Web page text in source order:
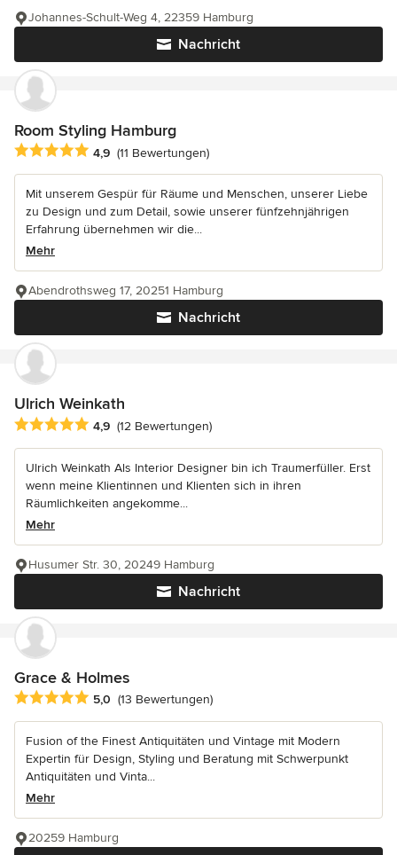
Nachricht
Johannes-Schult-Weg 4, 22359 Hamburg
Room Styling Hamburg
Durchschnittliche Bewertung: 4.9 von 5 Sternen
4,9 (11 Bewertungen)
Mit unserem Gespür für Räume und Menschen, unserer Liebe
zu Design und zum Detail, sowie unserer fünfzehnjährigen
Erfahrung übernehmen wir die...
Mehr
Nachricht
Abendrothsweg 17, 20251 Hamburg
Ulrich Weinkath
Durchschnittliche Bewertung: 4.9 von 5 Sternen
4,9 (12 Bewertungen)
Ulrich Weinkath Als Interior Designer bin ich Traumerfüller. Erst
wenn meine Klientinnen und Klienten sich in ihren
Räumlichkeiten angekomme...
Mehr
Nachricht
Husumer Str. 30, 20249 Hamburg
Grace & Holmes
Durchschnittliche Bewertung: 5 von 5 Sternen
5,0 (13 Bewertungen)
Fusion of the Finest Antiquitäten und Vintage mit Modern
Expertin für Design, Styling und Beratung mit Schwerpunkt
Antiquitäten und Vinta...
Mehr
20259 Hamburg